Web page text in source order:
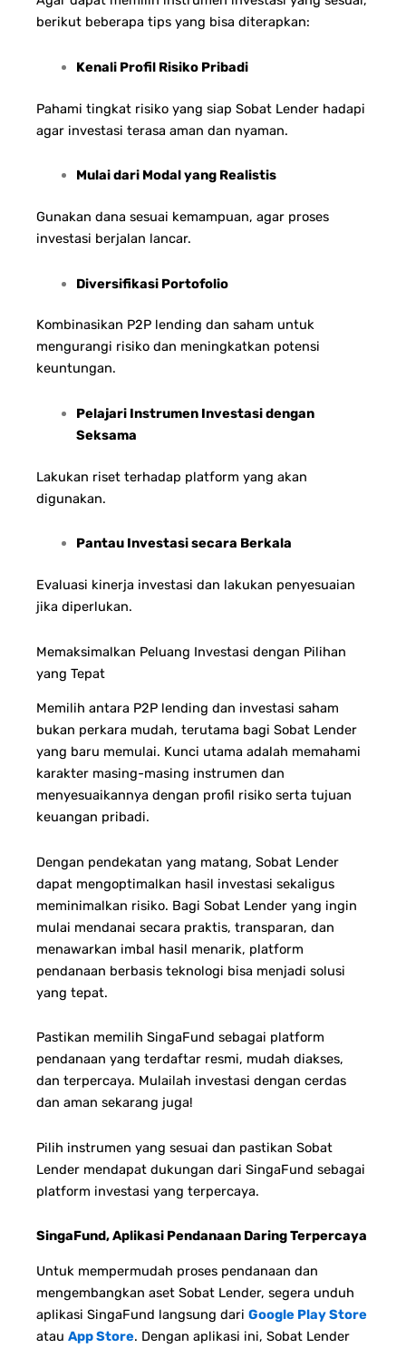
berikut beberapa tips yang bisa diterapkan:
Kenali Profil Risiko Pribadi
Pahami tingkat risiko yang siap Sobat Lender hadapi
agar investasi terasa aman dan nyaman.
Mulai dari Modal yang Realistis
Gunakan dana sesuai kemampuan, agar proses
investasi berjalan lancar.
Diversifikasi Portofolio
Kombinasikan P2P lending dan saham untuk
mengurangi risiko dan meningkatkan potensi
keuntungan.
Pelajari Instrumen Investasi dengan
Seksama
Lakukan riset terhadap platform yang akan
digunakan.
Pantau Investasi secara Berkala
Evaluasi kinerja investasi dan lakukan penyesuaian
jika diperlukan.
Memaksimalkan Peluang Investasi dengan Pilihan
yang Tepat
Memilih antara P2P lending dan investasi saham
bukan perkara mudah, terutama bagi Sobat Lender
yang baru memulai. Kunci utama adalah memahami
karakter masing-masing instrumen dan
menyesuaikannya dengan profil risiko serta tujuan
keuangan pribadi.
Dengan pendekatan yang matang, Sobat Lender
dapat mengoptimalkan hasil investasi sekaligus
meminimalkan risiko. Bagi Sobat Lender yang ingin
mulai mendanai secara praktis, transparan, dan
menawarkan imbal hasil menarik, platform
pendanaan berbasis teknologi bisa menjadi solusi
yang tepat.
Pastikan memilih SingaFund sebagai platform
pendanaan yang terdaftar resmi, mudah diakses,
dan terpercaya. Mulailah investasi dengan cerdas
dan aman sekarang juga!
Pilih instrumen yang sesuai dan pastikan Sobat
Lender mendapat dukungan dari SingaFund sebagai
platform investasi yang terpercaya.
SingaFund, Aplikasi Pendanaan Daring Terpercaya
Untuk mempermudah proses pendanaan dan
mengembangkan aset Sobat Lender, segera unduh
aplikasi SingaFund langsung dari Google Play Store
atau App Store. Dengan aplikasi ini, Sobat Lender